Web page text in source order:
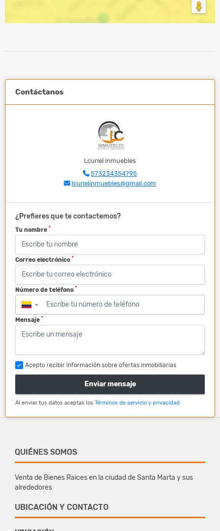
Contáctanos
Lcuriel inmuebles
573234354795
lcurielinmuebles@gmail.com
¿Prefieres que te contactemos?
Tu nombre *
Correo electrónico *
Número de teléfono *
▼
Mensaje *
Acepto recibir información sobre ofertas inmobiliarias
Enviar mensaje
Al enviar tus datos aceptas los Términos de servicio y privacidad
QUIÉNES SOMOS
Venta de Bienes Raices en la ciudad de Santa Marta y sus
alrededores
UBICACIÓN Y CONTACTO